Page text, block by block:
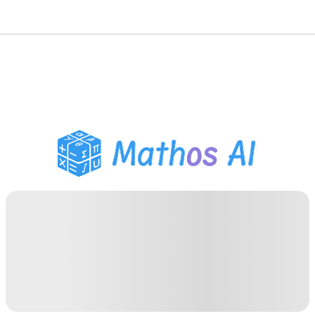
PDF Läxhjälp
Studieverktyg